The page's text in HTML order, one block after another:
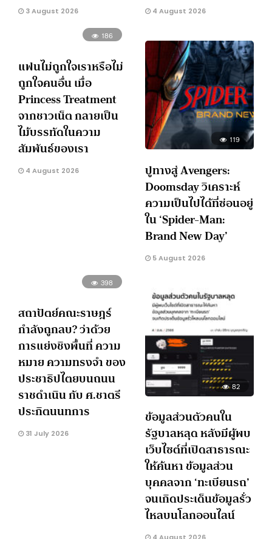
3 August 2026 4 August 2026
186
แฟนไม่ถูกใจเราหรือไม่
ถูกใจคนอื่น เมื่อ
Princess Treatment
จากชาวเน็ต กลายเป็น
ไม้บรรทัดในความ
สัมพันธ์ของเรา
4 August 2026
119
ปูทางสู่ Avengers:
Doomsday วิเคราะห์
ความเป็นไปได้ที่ซ่อนอยู่
ใน ‘Spider-Man:
Brand New Day’
5 August 2026
398
สถาปัตย์คณะราษฎร์
กำลังถูกลบ? ว่าด้วย
การแย่งชิงพื้นที่ ความ
หมาย ความทรงจำ ของ
ประชาธิปไตยบนถนน
ราชดำเนิน กับ ศ.ชาตรี
ประกิตนนทการ
31 July 2026
82
ข้อมูลส่วนตัวคนใน
รัฐบาลหลุด หลังมีผู้พบ
เว็บไซต์ที่เปิดสาธารณะ
ให้ค้นหา ข้อมูลส่วน
บุคคลจาก ‘ทะเบียนรถ’
จนเกิดประเด็นข้อมูลรั่ว
ไหลบนโลกออนไลน์